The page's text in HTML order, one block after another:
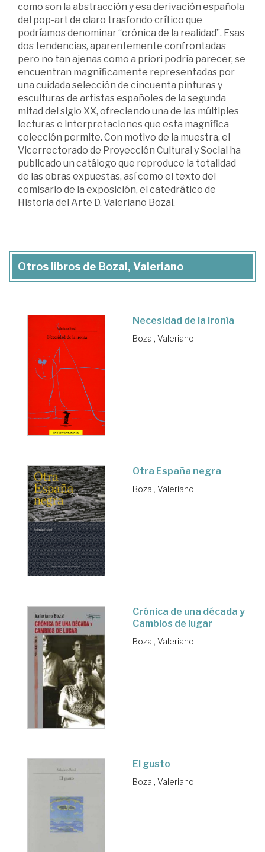
como son la abstracción y esa derivación española
del pop-art de claro trasfondo crítico que
podríamos denominar “crónica de la realidad”. Esas
dos tendencias, aparentemente confrontadas
pero no tan ajenas como a priori podría parecer, se
encuentran magníficamente representadas por
una cuidada selección de cincuenta pinturas y
esculturas de artistas españoles de la segunda
mitad del siglo XX, ofreciendo una de las múltiples
lecturas e interpretaciones que esta magnífica
colección permite. Con motivo de la muestra, el
Vicerrectorado de Proyección Cultural y Social ha
publicado un catálogo que reproduce la totalidad
de las obras expuestas, así como el texto del
comisario de la exposición, el catedrático de
Historia del Arte D. Valeriano Bozal.
Otros libros de Bozal, Valeriano
Necesidad de la ironía
Bozal, Valeriano
Otra España negra
Bozal, Valeriano
Crónica de una década y
Cambios de lugar
Bozal, Valeriano
El gusto
Bozal, Valeriano